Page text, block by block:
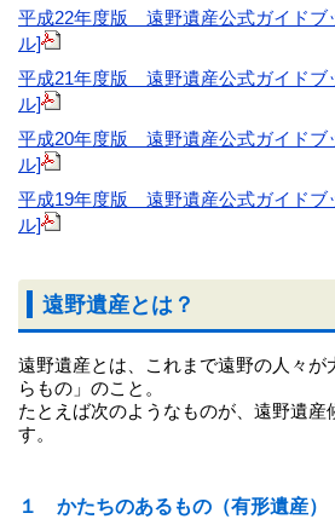
平成22年度版 遠野遺産公式ガイドブ
ル]
平成21年度版 遠野遺産公式ガイドブ
ル]
平成20年度版 遠野遺産公式ガイドブ
ル]
平成19年度版 遠野遺産公式ガイドブ
ル]
遠野遺産とは？
遠野遺産とは、これまで遠野の人々が
らもの」のこと。
たとえば次のようなものが、遠野遺産
す。
１ かたちのあるもの（有形遺産）